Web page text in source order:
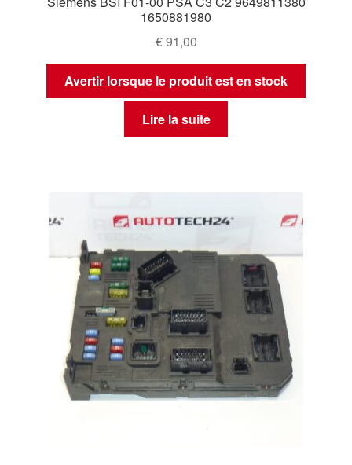
1650881980
€91,00
Avertir lorsque le produit est en stock
Lire la suite